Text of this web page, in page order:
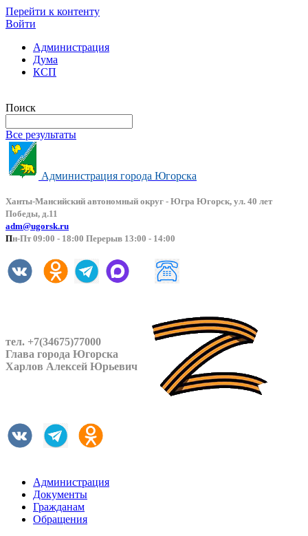
Перейти к контенту
Войти
Администрация
Дума
КСП
Поиск
Все результаты
Администрация города Югорска
Ханты-Мансийский автономный округ - Югра Югорск, ул. 40 лет
Победы, д.11
adm@ugorsk.ru
Пн-Пт 09:00 - 18:00 Перерыв 13:00 - 14:00
тел. +7(34675)77000
Глава города Югорска
Харлов Алексей Юрьевич
Администрация
Документы
Гражданам
Обращения